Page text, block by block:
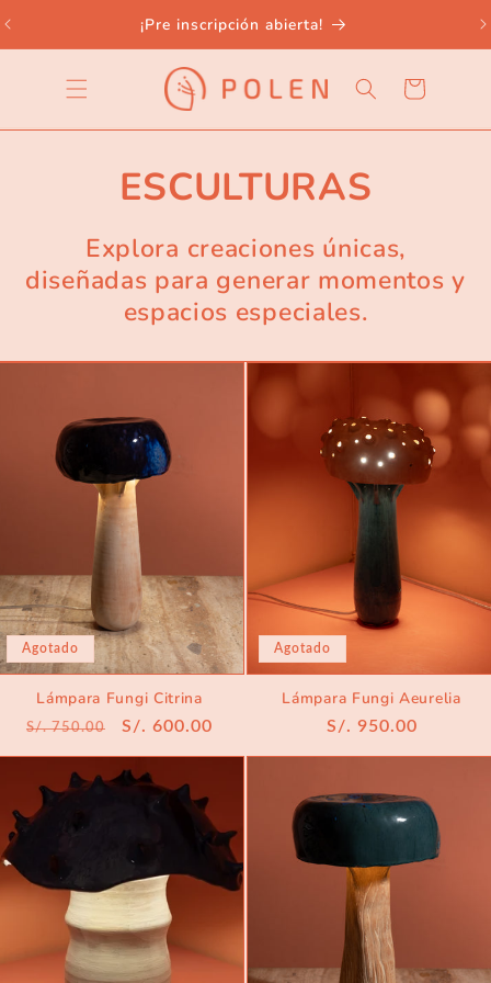
directamente
al contenido
¡Pre inscripción abierta!
Carrito
ESCULTURAS
Explora creaciones únicas,
diseñadas para generar momentos y
espacios especiales.
Agotado
Lámpara Fungi Citrina
Precio
habitual
S/. 750.00
Precio
de
oferta
S/. 600.00
Agotado
Lámpara Fungi Aeurelia
Precio
habitual
S/. 950.00